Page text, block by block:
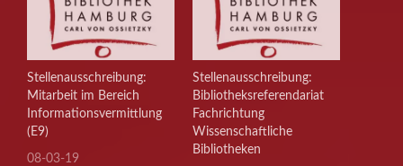
Stellenausschreibung:
Mitarbeit im Bereich
Informationsvermittlung
(E9)
08-03-19
Stellenausschreibung:
Bibliotheksreferendariat
Fachrichtung
Wissenschaftliche
Bibliotheken